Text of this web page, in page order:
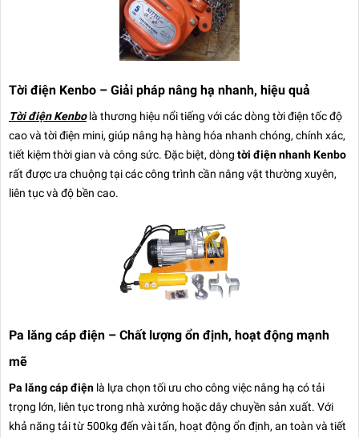
Tời điện Kenbo – Giải pháp nâng hạ nhanh, hiệu quả
Tời điện Kenbolà thương hiệu nổi tiếng với các dòng tời điện tốc độ
cao và tời điện mini, giúp nâng hạ hàng hóa nhanh chóng, chính xác,
tiết kiệm thời gian và công sức. Đặc biệt, dòng tời điện nhanh Kenbo
rất được ưa chuộng tại các công trình cần nâng vật thường xuyên,
liên tục và độ bền cao.
Pa lăng cáp điện – Chất lượng ổn định, hoạt động mạnh
mẽ
Pa lăng cáp điện là lựa chọn tối ưu cho công việc nâng hạ có tải
trọng lớn, liên tục trong nhà xưởng hoặc dây chuyền sản xuất. Với
khả năng tải từ 500kg đến vài tấn, hoạt động ổn định, an toàn và tiết